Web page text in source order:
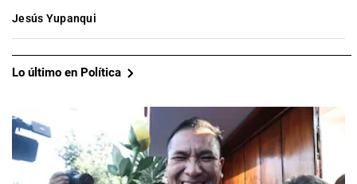
Jesús Yupanqui
Lo último en Política